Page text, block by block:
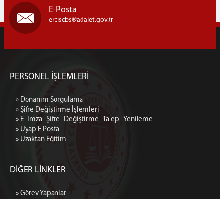
E-Posta
erciscbs adalet.gov.tr
PERSONEL İŞLEMLERİ
» Donanım Sorgulama
» Şifre Değiştirme İşlemleri
» E_İmza_Şifre_Değiştirme_Talep_Yenileme
» Uyap E Posta
» Uzaktan Eğitim
DİĞER LİNKLER
» Görev Yapanlar